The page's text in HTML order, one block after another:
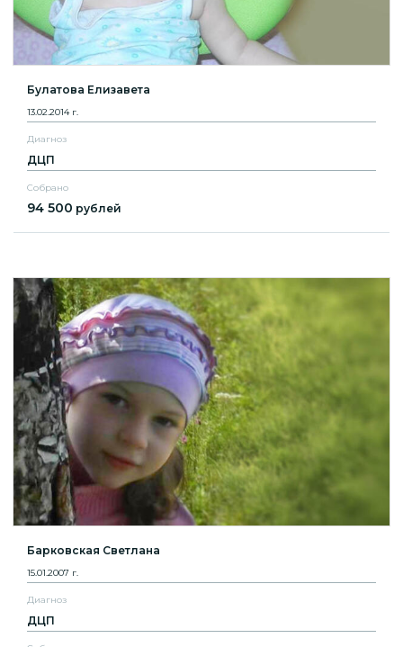
Булатова Елизавета
13.02.2014 г.
Диагноз
ДЦП
Собрано
94 500 рублей
Барковская Светлана
15.01.2007 г.
Диагноз
ДЦП